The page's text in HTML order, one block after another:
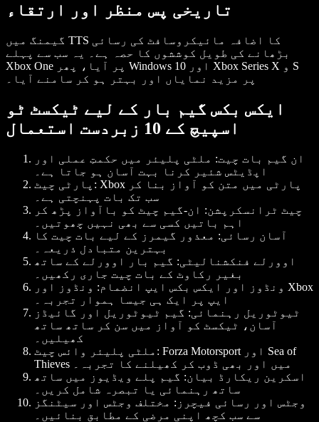
تاریخی پس منظر اور ارتقاء
گیمنگ میں TTS کا اضافہ مائیکروسافٹ کی رسائی
بڑھانے کی طویل کوششوں کا حصہ ہے۔ یہ سب سے پہلے
Xbox One پر آیا، پھر Windows 10 اور Xbox Series X و S
پر مزید نمایاں اور بہتر ہو کر سامنے آیا۔
ایکس بکس گیم بار کے لیے ٹیکسٹ ٹو
اسپیچ کے 10 زبردست استعمال
ان گیم بات چیت: ملٹی پلیئر میں حکمتِ عملی اور
اپڈیٹس شئیر کرنا بہت آسان ہو جاتا ہے۔
پارٹی چیٹ: Xbox پارٹی میں متن کو آواز بنا کر
سب تک بات پہنچتی ہے۔
چیٹ ٹرانسکرپشن: ان-گیم چیٹ کو باآواز پڑھ کر
اہم باتیں کسی سے بھی نہیں چھوتیں۔
آسان رسائی: معذور گیمرز کے لیے بات چیت کا
بہترین متبادل ذریعہ۔
اوورلے فنکشنالیٹی: گیم بار اوورلے کے ساتھ
بغیر رکاوٹ کے بات چیت جاری رکھیں۔
ونڈوز اور ایکس بکس ایپ انضمام: ونڈوز اور Xbox
ایپ پر ایک ہی جیسا ہموار تجربہ۔
ٹیوٹوریل رہنمائی: گیم ٹیوٹوریل اور گائیڈز
آسان، ٹیکسٹ کو آواز میں سن کر ساتھ ساتھ
کھیلیں۔
ملٹی پلیئر وائس چیٹ: Forza Motorsport اور Sea of
Thieves میں اور بھی ڈوب کر کھیلنے کا تجربہ۔
اسکرین ریکارڈ بیان: گیم پلے ویڈیوز میں ساتھ
ساتھ رہنمائی یا تبصرہ شامل کریں۔
وجٹس اور رسائی فیچرز: مختلف وجٹس اور سیٹنگز
سے سب کچھ اپنی مرضی کے مطابق بنائیں۔